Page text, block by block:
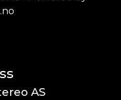
AS